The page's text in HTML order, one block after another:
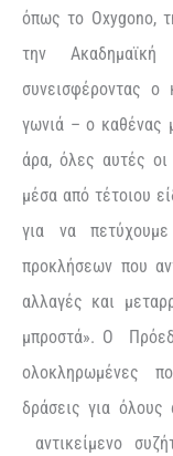
όπως το Oxygono,
την Ακαδημαϊκή
συνεισφέροντας
γωνιά – ο καθένας
άρα, όλες αυτές οι
μέσα από τέτοιου
για να πετύχουμε
προκλήσεων που
αλλαγές και
μπροστά». Ο
ολοκληρωμένες
δράσεις για όλους
αντικείμενο